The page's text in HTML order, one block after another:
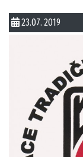
23.07. 2019